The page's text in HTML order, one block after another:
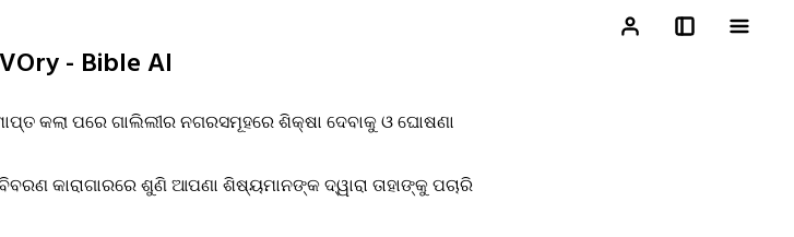
- Bible AI
କଲା ପରେ ଗାଲିଲୀର ନଗରସମୂହରେ ଶିକ୍ଷା ଦେବାକୁ ଓ ଘୋଷଣା
କାରାଗାରରେ ଶୁଣି ଆପଣା ଶିଷ୍ୟମାନଙ୍କ ଦ୍ୱାରା ତାହାଙ୍କୁ ପଚାରି